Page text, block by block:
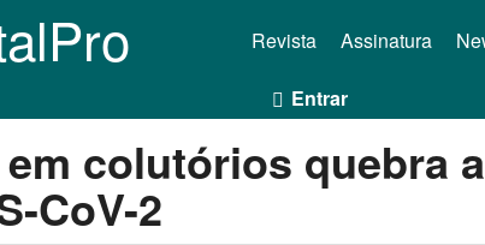
Revista Assinatura
Entrar
em colutórios quebra
CoV-2